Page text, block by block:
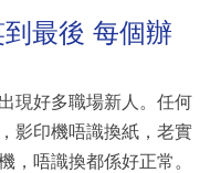
最後 每個辦
現好多職場新人。任何
影印機唔識換紙，老實
，唔識換都係好正常。